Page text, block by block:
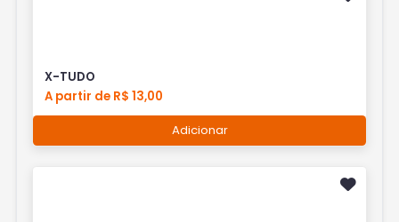
X-TUDO
A partir de R$ 13,00
Adicionar